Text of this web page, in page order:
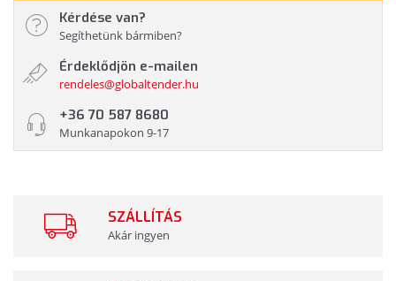
Kérdése van?
Segíthetünk bármiben?
Érdeklődjön e-mailen
rendeles@globaltender.hu
+36 70 587 8680
Munkanapokon 9-17
SZÁLLÍTÁS
Akár ingyen